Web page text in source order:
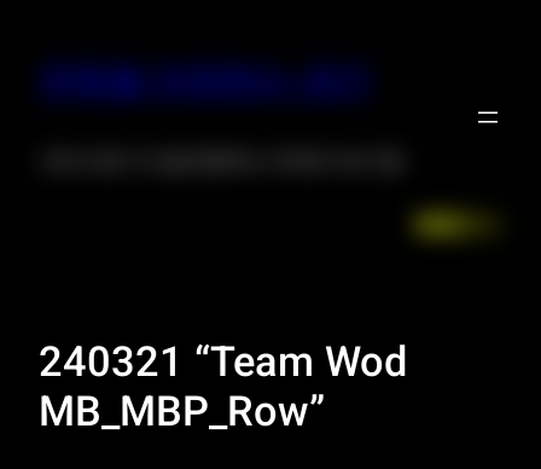
운동을 저장하는 공간
240321 “Team Wod
MB_MBP_Row”